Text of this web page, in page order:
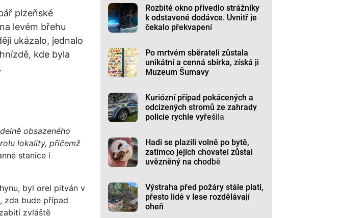
plzeňské
levém břehu
ukázalo, jednalo
kde byla
obsazeného
lokality, přičemž
stanice i
byl orel pitván v
zda bude případ
zvláště
Rozbité okno přivedlo strážníky
k odstavené dodávce. Uvnitř je
čekalo překvapení
Po mrtvém sběrateli zůstala
unikátní a cenná sbírka, získá ji
Muzeum Šumavy
Kuriózní případ pokácených a
odcizených stromů ze zahrady
policie rychle vyřešila
Hadi se plazili volně po bytě,
zatímco jejich chovatel zůstal
uvězněný na chodbě
Výstraha před požáry stále platí,
přesto lidé v lese rozdělávají
oheň